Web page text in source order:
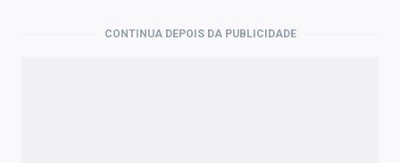
CONTINUA DEPOIS DA PUBLICIDADE